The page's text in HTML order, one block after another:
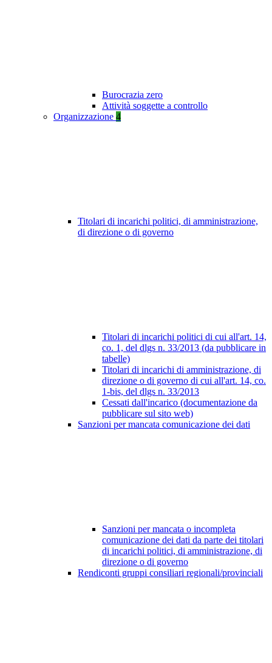
Burocrazia zero
Attività soggette a controllo
Organizzazione 4
Titolari di incarichi politici, di amministrazione,
di direzione o di governo
Titolari di incarichi politici di cui all'art. 14,
co. 1, del dlgs n. 33/2013 (da pubblicare in
tabelle)
Titolari di incarichi di amministrazione, di
direzione o di governo di cui all'art. 14, co.
1-bis, del dlgs n. 33/2013
Cessati dall'incarico (documentazione da
pubblicare sul sito web)
Sanzioni per mancata comunicazione dei dati
Sanzioni per mancata o incompleta
comunicazione dei dati da parte dei titolari
di incarichi politici, di amministrazione, di
direzione o di governo
Rendiconti gruppi consiliari regionali/provinciali